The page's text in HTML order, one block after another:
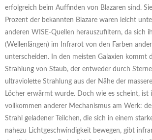
erfolgreich beim Auffinden von Blazaren sind.
Prozent der bekannten Blazare waren leicht
anderen WISE-Quellen herauszufiltern, da sich
(Wellenlängen) im Infrarot von den Farben
unterscheiden. In den meisten Galaxien kommt
Strahlung von Staub, der entweder durch
ultraviolette Strahlung aus der Nähe der
Löcher erwärmt wurde. Doch wie es scheint, ist
vollkommen anderer Mechanismus am Werk:
Strahl geladener Teilchen, die sich in einem
nahezu Lichtgeschwindigkeit bewegen, gibt